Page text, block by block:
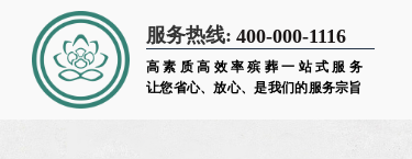
服务热线: 400-000-1116
高素质高效率殡葬一站式服务
让您省心、放心、是我们的服务宗旨